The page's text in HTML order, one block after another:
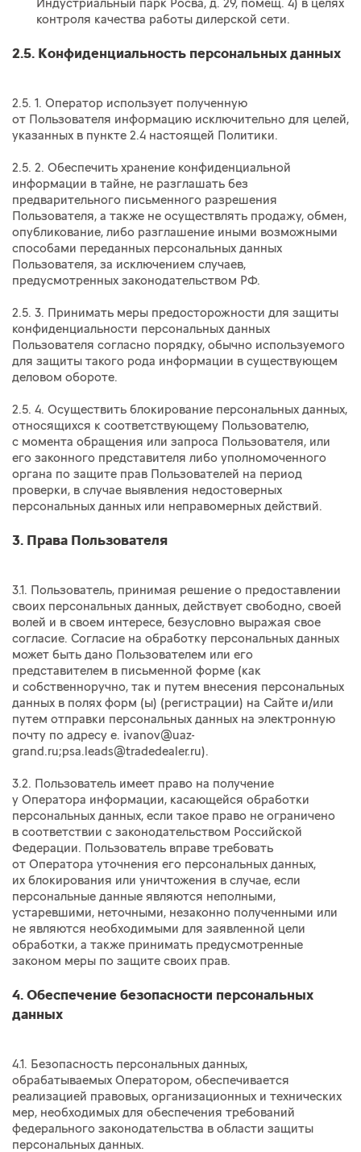
Индустриальный парк Росва, д. 29, помещ. 4) в целях
контроля качества работы дилерской сети.
2.5. Конфиденциальность персональных данных
2.5. 1. Оператор использует полученную
от Пользователя информацию исключительно для целей,
указанных в пункте 2.4 настоящей Политики.
2.5. 2. Обеспечить хранение конфиденциальной
информации в тайне, не разглашать без
предварительного письменного разрешения
Пользователя, а также не осуществлять продажу, обмен,
опубликование, либо разглашение иными возможными
способами переданных персональных данных
Пользователя, за исключением случаев,
предусмотренных законодательством РФ.
2.5. 3. Принимать меры предосторожности для защиты
конфиденциальности персональных данных
Пользователя согласно порядку, обычно используемого
для защиты такого рода информации в существующем
деловом обороте.
2.5. 4. Осуществить блокирование персональных данных,
относящихся к соответствующему Пользователю,
с момента обращения или запроса Пользователя, или
его законного представителя либо уполномоченного
органа по защите прав Пользователей на период
проверки, в случае выявления недостоверных
персональных данных или неправомерных действий.
3. Права Пользователя
3.1. Пользователь, принимая решение о предоставлении
своих персональных данных, действует свободно, своей
волей и в своем интересе, безусловно выражая свое
согласие. Согласие на обработку персональных данных
может быть дано Пользователем или его
представителем в письменной форме (как
и собственноручно, так и путем внесения персональных
данных в полях форм (ы) (регистрации) на Сайте и/или
путем отправки персональных данных на электронную
почту по адресу e. ivanov@uaz-
grand.ru;psa.leads@tradedealer.ru).
3.2. Пользователь имеет право на получение
у Оператора информации, касающейся обработки
персональных данных, если такое право не ограничено
в соответствии с законодательством Российской
Федерации. Пользователь вправе требовать
от Оператора уточнения его персональных данных,
их блокирования или уничтожения в случае, если
персональные данные являются неполными,
устаревшими, неточными, незаконно полученными или
не являются необходимыми для заявленной цели
обработки, а также принимать предусмотренные
законом меры по защите своих прав.
4. Обеспечение безопасности персональных
данных
4.1. Безопасность персональных данных,
обрабатываемых Оператором, обеспечивается
реализацией правовых, организационных и технических
мер, необходимых для обеспечения требований
федерального законодательства в области защиты
персональных данных.